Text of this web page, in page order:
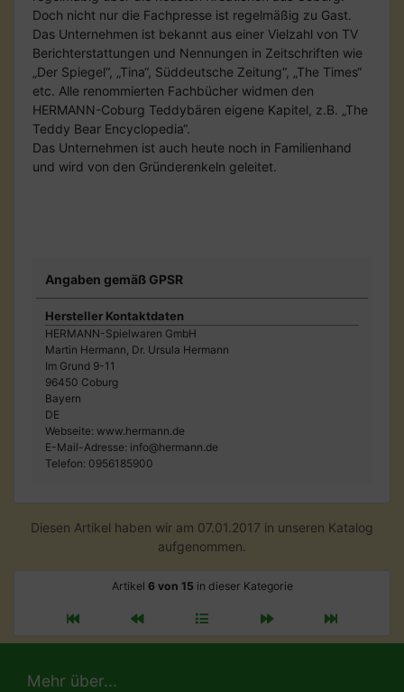
Doch nicht nur die Fachpresse ist regelmäßig zu Gast.
Das Unternehmen ist bekannt aus einer Vielzahl von TV
Berichterstattungen und Nennungen in Zeitschriften wie
„Der Spiegel“, „Tina“, Süddeutsche Zeitung“, „The Times“
etc. Alle renommierten Fachbücher widmen den
HERMANN-Coburg Teddybären eigene Kapitel, z.B. „The
Teddy Bear Encyclopedia“.
Das Unternehmen ist auch heute noch in Familienhand
und wird von den Gründerenkeln geleitet.
Angaben gemäß GPSR
Hersteller Kontaktdaten
HERMANN-Spielwaren GmbH
Martin Hermann, Dr. Ursula Hermann
Im Grund 9-11
96450 Coburg
Bayern
DE
Webseite: www.hermann.de
E-Mail-Adresse: info@hermann.de
Telefon: 0956185900
Diesen Artikel haben wir am 07.01.2017 in unseren Katalog
aufgenommen.
Artikel 6 von 15 in dieser Kategorie
Mehr über...